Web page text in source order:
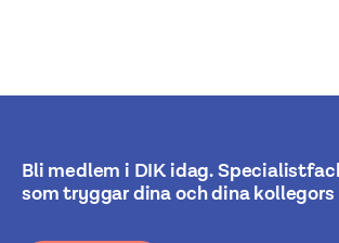
Bli medlem i DIK idag.
som tryggar dina och dina